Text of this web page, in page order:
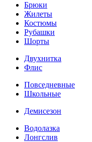
Брюки
Жилеты
Костюмы
Рубашки
Шорты
Двухнитка
Флис
Повседневные
Школьные
Демисезон
Водолазка
Лонгслив